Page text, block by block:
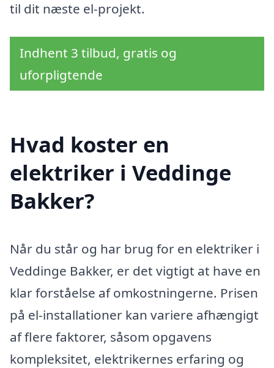
til dit næste el-projekt.
Indhent 3 tilbud, gratis og
uforpligtende
Hvad koster en
elektriker i Veddinge
Bakker?
Når du står og har brug for en elektriker i
Veddinge Bakker, er det vigtigt at have en
klar forståelse af omkostningerne. Prisen
på el-installationer kan variere afhængigt
af flere faktorer, såsom opgavens
kompleksitet, elektrikernes erfaring og